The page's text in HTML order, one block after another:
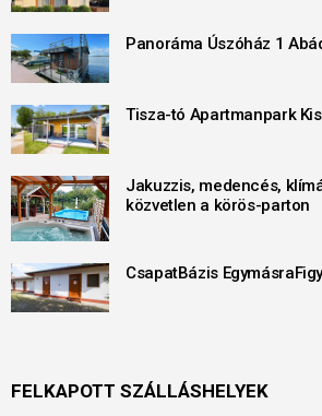
Panoráma Úszóház 1
Tisza-tó Apartmanpark
Jakuzzis, medencés,
közvetlen a körös-parton
CsapatBázis
FELKAPOTT SZÁLLÁSHELYEK